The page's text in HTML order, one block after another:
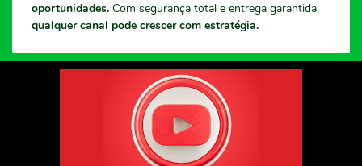
oportunidades. Com segurança total e entrega garantida,
qualquer canal pode crescer com estratégia.